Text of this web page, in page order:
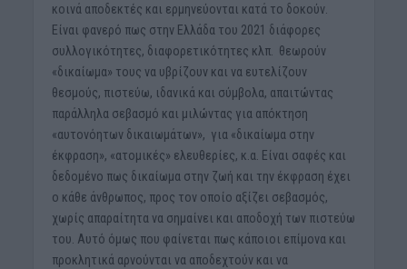
κοινά αποδεκτές και ερμηνεύονται κατά το δοκούν.
Είναι φανερό πως στην Ελλάδα του 2021 διάφορες
συλλογικότητες, διαφορετικότητες κλπ. θεωρούν
«δικαίωμα» τους να υβρίζουν και να ευτελίζουν
θεσμούς, πιστεύω, ιδανικά και σύμβολα, απαιτώντας
παράλληλα σεβασμό και μιλώντας για απόκτηση
«αυτονόητων δικαιωμάτων», για «δικαίωμα στην
έκφραση», «ατομικές» ελευθερίες, κ.α. Είναι σαφές και
δεδομένο πως δικαίωμα στην ζωή και την έκφραση έχει
ο κάθε άνθρωπος, προς τον οποίο αξίζει σεβασμός,
χωρίς απαραίτητα να σημαίνει και αποδοχή των πιστεύω
του. Αυτό όμως που φαίνεται πως κάποιοι επίμονα και
προκλητικά αρνούνται να αποδεχτούν και να